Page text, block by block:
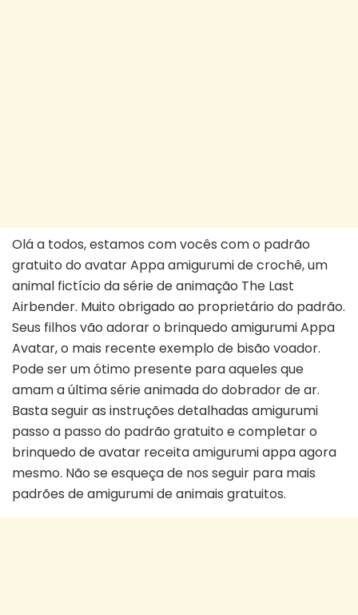
Olá a todos, estamos com vocês com o padrão
gratuito do avatar Appa amigurumi de crochê, um
animal fictício da série de animação The Last
Airbender. Muito obrigado ao proprietário do padrão.
Seus filhos vão adorar o brinquedo amigurumi Appa
Avatar, o mais recente exemplo de bisão voador.
Pode ser um ótimo presente para aqueles que
amam a última série animada do dobrador de ar.
Basta seguir as instruções detalhadas amigurumi
passo a passo do padrão gratuito e completar o
brinquedo de avatar receita amigurumi appa agora
mesmo. Não se esqueça de nos seguir para mais
padrões de amigurumi de animais gratuitos.